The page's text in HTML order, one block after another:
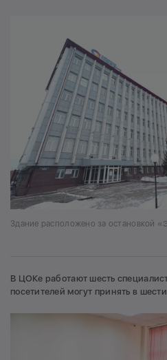
Здание расположено за остановкой
В ЦОКе работают шесть
посетителей могут принять в